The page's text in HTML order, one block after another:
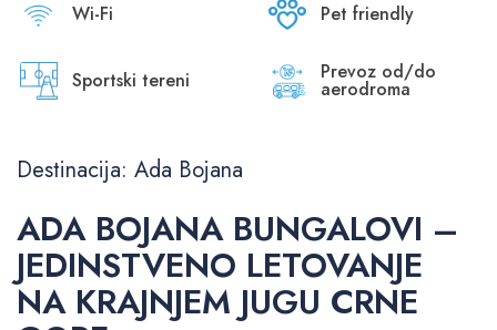
Wi-Fi Pet friendly
Sportski tereni Prevoz od/do
aerodroma
Destinacija: Ada Bojana
ADA BOJANA BUNGALOVI –
JEDINSTVENO LETOVANJE
NA KRAJNJEM JUGU CRNE